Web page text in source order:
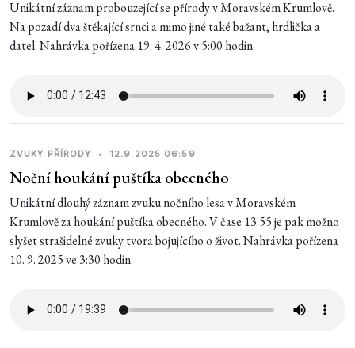
Unikátní záznam probouzející se přírody v Moravském Krumlově.
Na pozadí dva štěkající srnci a mimo jiné také bažant, hrdlička a
datel. Nahrávka pořízena 19. 4. 2026 v 5:00 hodin.
ZVUKY PŘÍRODY • 12.9.2025 06:59
Noční houkání puštíka obecného
Unikátní dlouhý záznam zvuku nočního lesa v Moravském
Krumlově za houkání puštíka obecného. V čase 13:55 je pak možno
slyšet strašidelné zvuky tvora bojujícího o život. Nahrávka pořízena
10. 9. 2025 ve 3:30 hodin.